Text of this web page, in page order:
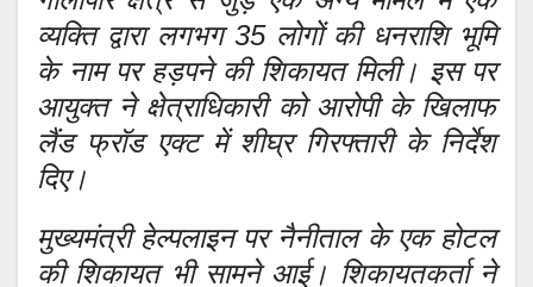
व्यक्ति द्वारा लगभग 35 लोगों की धनराशि भूमि
के नाम पर हड़पने की शिकायत मिली। इस पर
आयुक्त ने क्षेत्राधिकारी को आरोपी के खिलाफ
लैंड फ्रॉड एक्ट में शीघ्र गिरफ्तारी के निर्देश
दिए।
मुख्यमंत्री हेल्पलाइन पर नैनीताल के एक होटल
की शिकायत भी सामने आई। शिकायतकर्ता ने